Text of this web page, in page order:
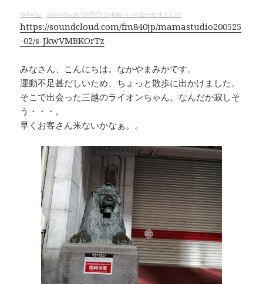
fm840jp · MamaStudio200525 日本橋パパの会ー松井さん02
https://soundcloud.com/fm840jp/mamastudio200525
-02/s-JkwVMBKOrTz
みなさん、こんにちは。なかやまみかです。
運動不足甚だしいため、ちょっと散歩に出かけました。
そこで出会った三越のライオンちゃん。なんだか寂しそ
う・・・。
早くお客さん来ないかなぁ。。